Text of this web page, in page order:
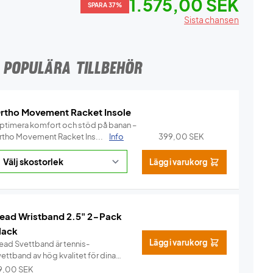
SPARA 37% 1.575,00 SEK
Sista chansen
POPULÄRA TILLBEHÖR
Movement Racket Insole
komfort och stöd på banan –
Movement Racket Ins...
Info 399,00 SEK
Lägg i varukorg
Wristband 2.5" 2-Pack
Svettband är tennis-
av hög kvalitet för dina
Info
SEK
Lägg i varukorg